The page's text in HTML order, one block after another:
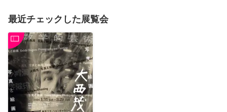
最近チェックした展覧会